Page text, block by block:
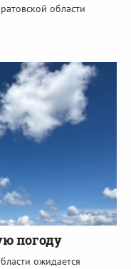
области
погоду
ожидается